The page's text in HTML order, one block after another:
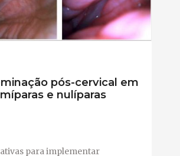
pós-cervical em
e nulíparas
para implementar